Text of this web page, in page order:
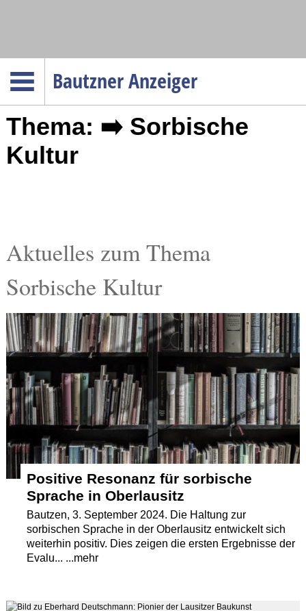
Bautzner Anzeiger
Menüpunkte
Startseite
Gesellschaft
Gesundheit
Kultur
Termine
Kostenlos
Thema: ➡️ Sorbische
Kultur
Aktuelles zum Thema
Sorbische Kultur
Positive Resonanz für sorbische
Sprache in Oberlausitz
Bautzen, 3. September 2024. Die Haltung zur
sorbischen Sprache in der Oberlausitz entwickelt sich
weiterhin positiv. Dies zeigen die ersten Ergebnisse der
Evalu... ...mehr